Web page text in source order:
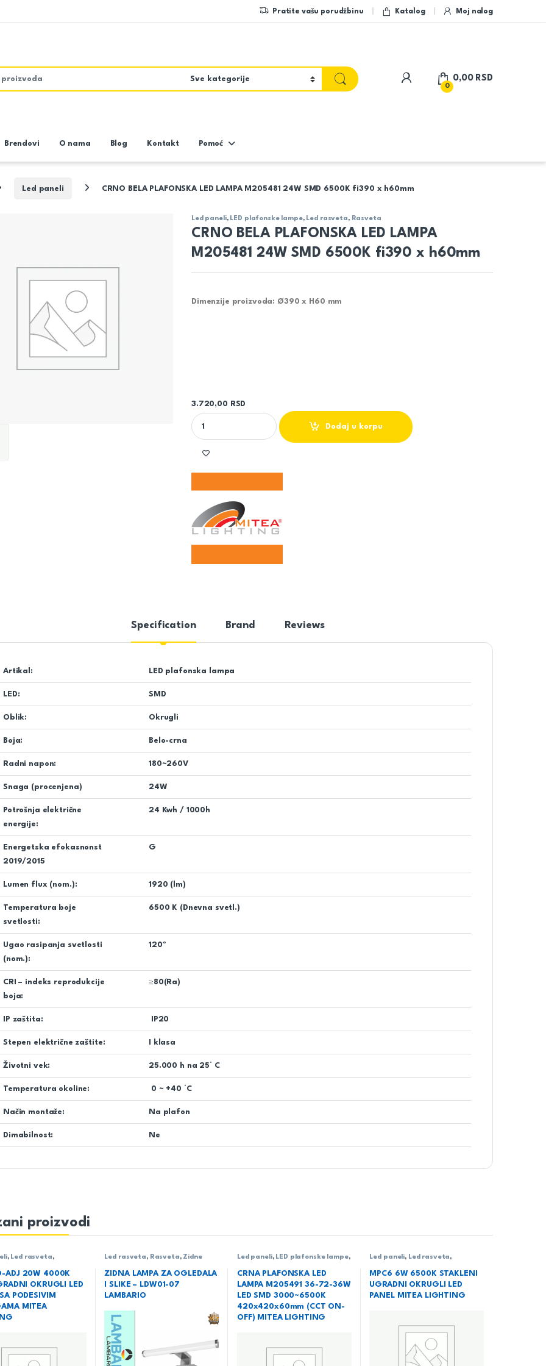
Pratite vašu porudžbinu Katalog Moj nalog
My Account
0
0,00 RSD
Brendovi O nama Blog Kontakt Pomoć
Led paneli CRNO BELA PLAFONSKA LED LAMPA M205481 24W SMD 6500K fi390 x h60mm
Led paneli, LED plafonske lampe, Led rasveta, Rasveta
CRNO BELA PLAFONSKA LED LAMPA
M205481 24W SMD 6500K fi390 x h60mm
Dimenzije proizvoda: Ø390 x H60 mm
3.720,00
RSD
CRNO BELA PLAFONSKA LED LAMPA M205481 24W SMD 6500K fi390 x h60mm quantity
Dodaj u korpu
Specification Brand Reviews
Artikal: LED plafonska lampa
LED: SMD
Oblik: Okrugli
Boja: Belo-crna
Radni napon: 180~260V
Snaga (procenjena) 24W
Potrošnja električne
energije:
24 Kwh / 1000h
Energetska efokasnonst
2019/2015
G
Lumen flux (nom.): 1920 (lm)
Temperatura boje
svetlosti:
6500 K (Dnevna svetl.)
Ugao rasipanja svetlosti
(nom.):
120º
CRI – indeks reprodukcije
boja:
≥80(Ra)
IP zaštita: IP20
Stepen električne zaštite: I klasa
Životni vek: 25.000 h na 25° C
Temperatura okoline: 0 ~ +40 °C
Način montaže: Na plafon
Dimabilnost: Ne
proizvodi
, Led rasveta,
ADJ 20W 4000K
OKRUGLI LED
PODESIVIM
MITEA
Led rasveta, Rasveta,Zidne
ZIDNA LAMPA ZA OGLEDALA
I SLIKE – LDW01-07
LAMBARIO
Led paneli, LED plafonske lampe,
CRNA PLAFONSKA LED
LAMPA M205491 36-72-36W
LED SMD 3000~6500K
420x420x60mm (CCT ON-
OFF) MITEA LIGHTING
Led paneli, Led rasveta,
MPC6 6W 6500K STAKLENI
UGRADNI OKRUGLI LED
PANEL MITEA LIGHTING